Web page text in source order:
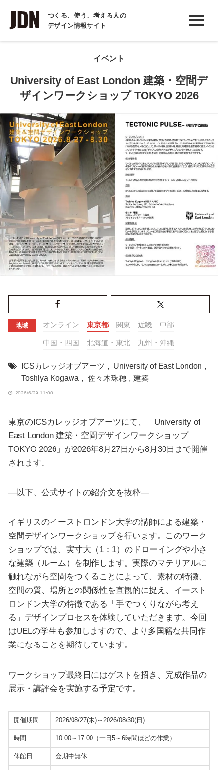
つくる、使う、考える人の
デザイン情報サイト
INTERVIEW
インタビュー
COLUMN
イベント
University of East London 建築・空間デ
ザインワークショップ TOKYO 2026
地域 オンライン 東京都 関東 近畿 中部
中国・四国 北海道・東北 九州・沖縄
ICSカレッジオブアーツ , University of East London ,
Toshiya Kogawa , 佐々木珠穂 , 建築
2026/6/29 11:00
東京のICSカレッジオブアーツにて、「University of
East London 建築・空間デザインワークショップ
TOKYO 2026」が2026年8月27日から8月30日まで開催
されます。
—以下、公式サイトの紹介文を抜粋—
イギリスのイーストロンドン大学の講師による建築・
空間デザインワークショップを行います。このワーク
ショップでは、実寸大（1：1）のドローイングや小さ
な建築（ルーム）を制作します。実際のマテリアルに
触れながら空間をつくることによって、素材の特徴、
空間の質、場所との関係性を直観的に捉え、イースト
ロンドン大学の特徴である「手でつくりながら考え
る」デザインプロセスを体験していただきます。今回
はUELの学生も参加しますので、より多国籍な共同作
業になることを期待しています。
ワークショップ最終日にはゲストを招き、完成作品の
展示・講評会を実施する予定です。
開催期間 2026/08/27(木)～2026/08/30(日)
時間 10:00～17:00（一日5～6時間ほどの作業）
休館日 会期中無休